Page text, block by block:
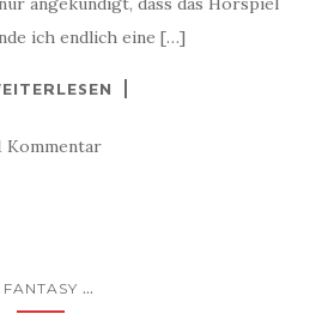
ich endlich eine […]
Kommentar
FANTASY ...